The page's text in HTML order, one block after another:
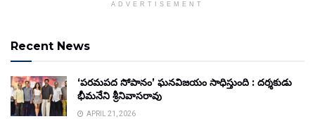
ADVERTISEMENT
Recent News
‘పరమపద సోపానం’ ఘనవిజయం సాధిస్తుంది : దర్శకుడు
భీమనేని శ్రీనివాసరావు
APRIL 21, 2026